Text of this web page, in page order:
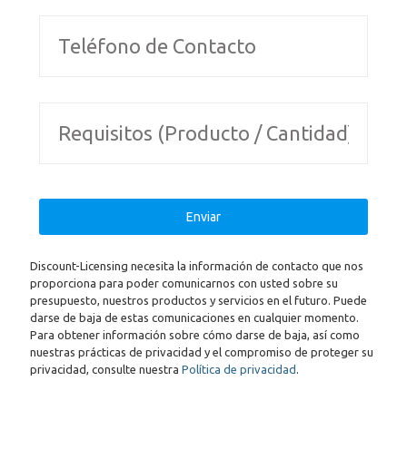
Discount-Licensing necesita la información de contacto que nos
proporciona para poder comunicarnos con usted sobre su
presupuesto, nuestros productos y servicios en el futuro. Puede
darse de baja de estas comunicaciones en cualquier momento.
Para obtener información sobre cómo darse de baja, así como
nuestras prácticas de privacidad y el compromiso de proteger su
privacidad, consulte nuestra Política de privacidad .